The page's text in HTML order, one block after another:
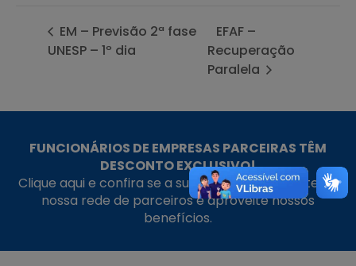
EM – Previsão 2ª fase
UNESP – 1º dia
EFAF –
Recuperação
Paralela
FUNCIONÁRIOS DE EMPRESAS PARCEIRAS TÊM
DESCONTO EXCLUSIVO!
Clique aqui e confira se a sua empresa faz parte da
nossa rede de parceiros e aproveite nossos
benefícios.